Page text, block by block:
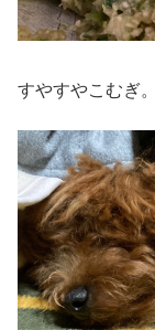
すやすやこむぎ。